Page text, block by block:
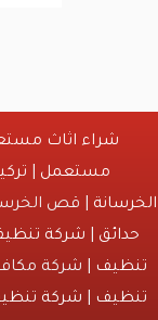
شراء اثاث مستعمل
مستعمل|تركيب
| قص الخرسانة
|شركة تنظيف
| شركة مكافحة
|شركة تنظيف